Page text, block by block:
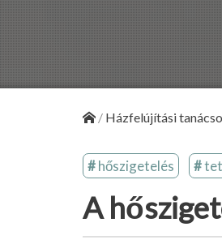
/ Házfelújítási
hőszigetelés
A